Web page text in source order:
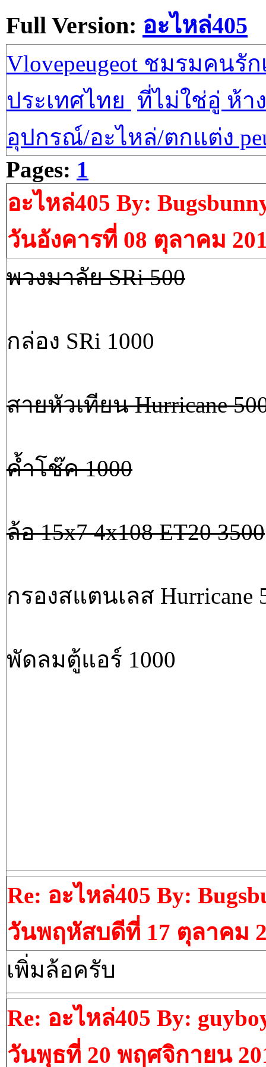
Full Version: อะไหล่405
Vlovepeugeot ชมรมคนรั
ประเทศไทย ที่ไม่ใช่อู่ ห้า
อุปกรณ์/อะไหล่/ตกแต่ง
Pages: 1
อะไหล่405 By:
วันอังคารที่ 08 ตุลาคม
พวงมาลัย SRi 500
กล่อง SRi 1000
สายหัวเทียน Hurricane
ค้ำโช๊ค 1000
ล้อ 15x7 4x108 ET20 3500
กรองสแตนเลส Hurricane
พัดลมตู้แอร์ 1000
Re: อะไหล่405 By:
วันพฤหัสบดีที่ 17 ตุลาคม
เพิ่มล้อครับ
Re: อะไหล่405 By:
วันพุธที่ 20 พฤศจิกายน